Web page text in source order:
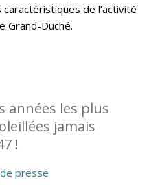
de l’activité
Grand-Duché.
années les plus
jamais
!
presse